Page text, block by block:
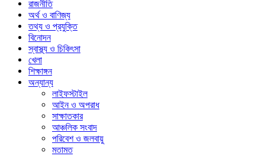
রাজনীতি
অর্থ ও বাণিজ্য
তথ্য ও প্রযুক্তি
বিনোদন
স্বাস্থ্য ও চিকিৎসা
খেলা
শিক্ষাঙ্গন
অন্যান্য
লাইফস্টাইল
আইন ও অপরাধ
সাক্ষাতকার
আঞ্চলিক সংবাদ
পরিবেশ ও জলবায়ু
মতামত